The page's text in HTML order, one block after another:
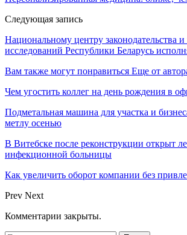
Следующая запись
Национальному центру законодательства
исследований Республики Беларусь
Вам также могут понравиться Еще от
Чем угостить коллег на день рождения в
Подметальная машина для участка и
метлу осенью
В Витебске после реконструкции открыт
инфекционной больницы
Как увеличить оборот компании без
Prev Next
Комментарии закрыты.